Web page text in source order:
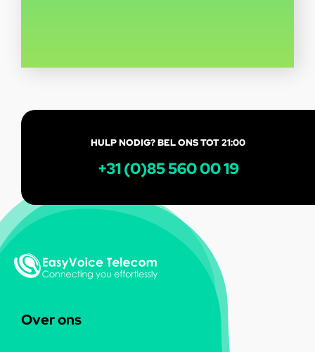
HULP NODIG? BEL ONS TOT 21:00
+31 (0)85 560 00 19
Over ons